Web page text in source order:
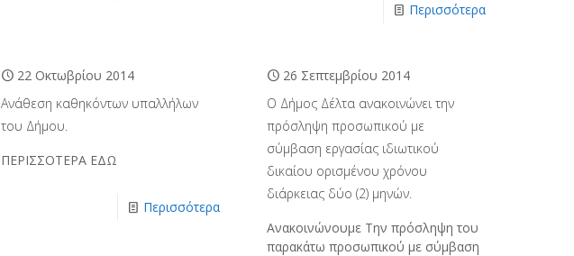
Περισσότερα
22 Οκτωβρίου 2014
Ανάθεση καθηκόντων υπαλλήλων
του Δήμου.
ΠΕΡΙΣΣΟΤΕΡΑ ΕΔΩ
Περισσότερα
26 Σεπτεμβρίου 2014
O Δήμος Δέλτα ανακοινώνει την
πρόσληψη προσωπικού με
σύμβαση εργασίας ιδιωτικού
δικαίου ορισμένου χρόνου
διάρκειας δύο (2) μηνών.
Ανακοινώνουμε Την πρόσληψη του
παρακάτω προσωπικού με σύμβαση